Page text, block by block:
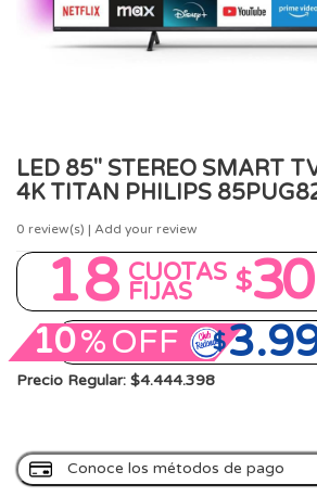
LED 85" STEREO SMART
4K TITAN PHILIPS
0 review(s) | Add your review
18 CUOTAS
FIJAS $
10%OFF $
Precio Regular: $4.444.398
Conoce los métodos de pago